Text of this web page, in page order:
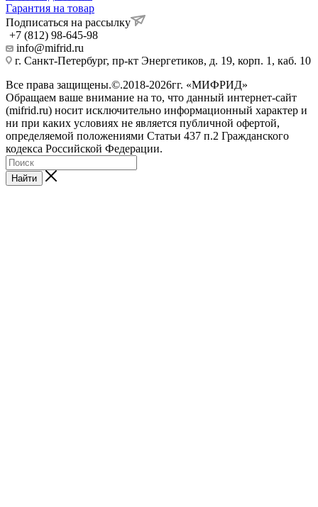
Гарантия на товар
Подписаться на рассылку
+7 (812) 98-645-98
info@mifrid.ru
г. Санкт-Петербург, пр-кт Энергетиков, д. 19, корп. 1, каб. 10
Все права защищены.©.2018-2026гг. «МИФРИД»
Обращаем ваше внимание на то, что данный интернет-сайт
(mifrid.ru) носит исключительно информационный характер и
ни при каких условиях не является публичной офертой,
определяемой положениями Статьи 437 п.2 Гражданского
кодекса Российской Федерации.
Найти